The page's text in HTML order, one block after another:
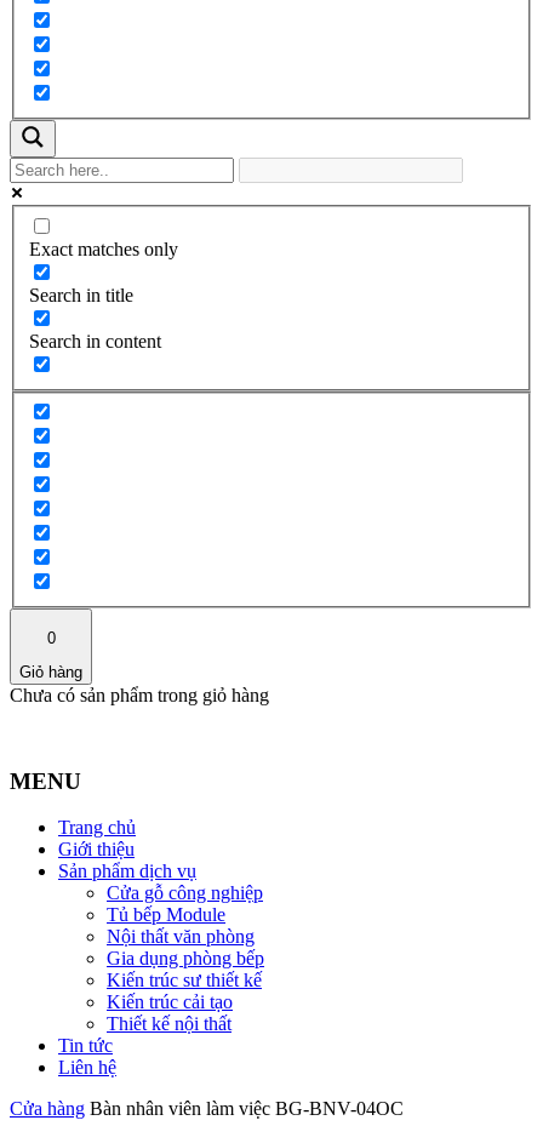
Exact matches only
Search in title
Search in content
0
Giỏ hàng
Chưa có sản phẩm trong giỏ hàng
MENU
Trang chủ
Giới thiệu
Sản phẩm dịch vụ
Cửa gỗ công nghiệp
Tủ bếp Module
Nội thất văn phòng
Gia dụng phòng bếp
Kiến trúc sư thiết kế
Kiến trúc cải tạo
Thiết kế nội thất
Tin tức
Liên hệ
Cửa hàng Bàn nhân viên làm việc BG-BNV-04OC